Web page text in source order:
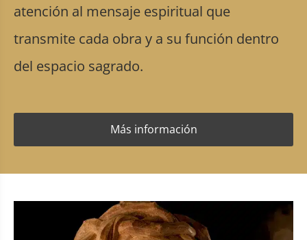
atención al mensaje espiritual que
transmite cada obra y a su función dentro
del espacio sagrado.
Más información